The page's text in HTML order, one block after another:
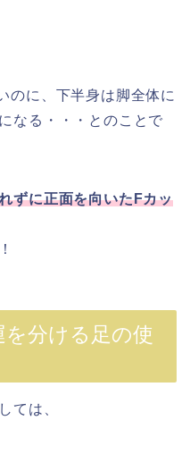
のに、下半身は脚全体に
なる・・・とのことで
ずに正面を向いたFカッ
分ける足の使
ては、